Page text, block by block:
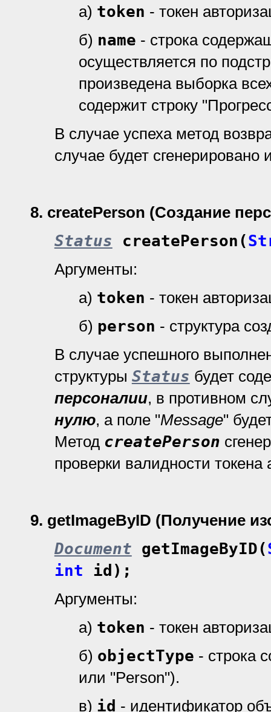
а) token - токен
б) name - строка
осуществляется по
произведена выборка
содержит строку
В случае успеха метод
случае будет сгенерировано
8. createPerson (Создание
Status createPerson(
Аргументы:
а) token - токен
б) person - структура
В случае успешного
структуры Status будет
персоналии, в противном
нулю, а поле "Message"
Метод createPerson
проверки валидности токена
9. getImageByID (Получение
Document getImageByID(
int id);
Аргументы:
а) token - токен
б) objectType - строка
или "Person").
в) id - идентификатор